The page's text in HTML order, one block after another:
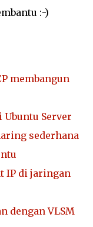
:-)
membangun
Server
sederhana
IP di jaringan
dengan VLSM